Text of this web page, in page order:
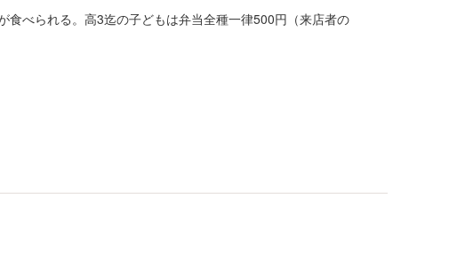
食べられる。高3迄の子どもは弁当全種一律500円（来店者の